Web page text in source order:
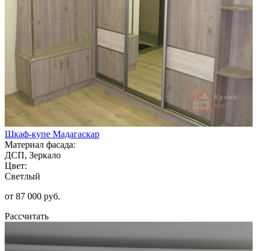
Шкаф-купе Мадагаскар
Материал фасада:
ДСП, Зеркало
Цвет:
Светлый
от 87 000 руб.
Рассчитать